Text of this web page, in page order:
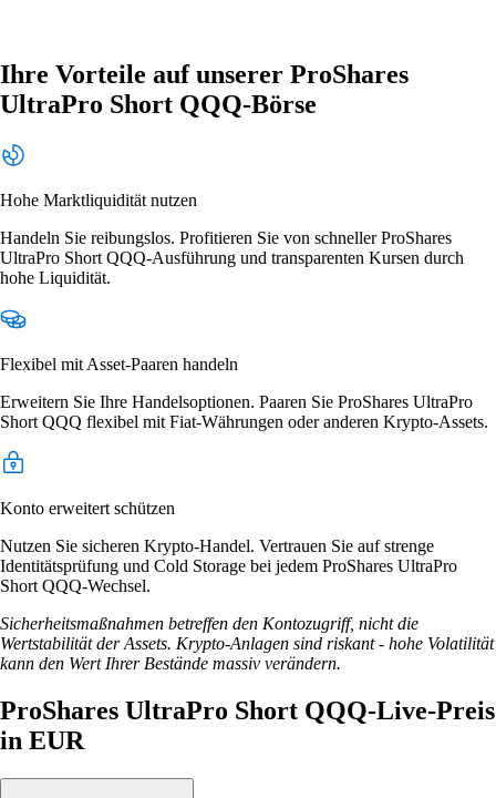
Ihre Vorteile auf unserer ProShares
UltraPro Short QQQ-Börse
Hohe Marktliquidität nutzen
Handeln Sie reibungslos. Profitieren Sie von schneller ProShares
UltraPro Short QQQ-Ausführung und transparenten Kursen durch
hohe Liquidität.
Flexibel mit Asset-Paaren handeln
Erweitern Sie Ihre Handelsoptionen. Paaren Sie ProShares UltraPro
Short QQQ flexibel mit Fiat-Währungen oder anderen Krypto-Assets.
Konto erweitert schützen
Nutzen Sie sicheren Krypto-Handel. Vertrauen Sie auf strenge
Identitätsprüfung und Cold Storage bei jedem ProShares UltraPro
Short QQQ-Wechsel.
Sicherheitsmaßnahmen betreffen den Kontozugriff, nicht die
Wertstabilität der Assets. Krypto-Anlagen sind riskant - hohe Volatilität
kann den Wert Ihrer Bestände massiv verändern.
ProShares UltraPro Short QQQ-Live-Preis
in EUR